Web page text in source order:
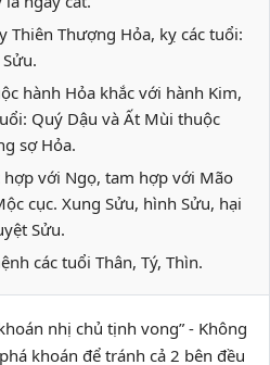
Thiên Thượng Hỏa, kỵ các tuổi:
hành Hỏa khắc với hành Kim,
Quý Dậu và Ất Mùi thuộc
sợ Hỏa.
với Ngọ, tam hợp với Mão
cục. Xung Sửu, hình Sửu, hại
Sửu.
các tuổi Thân, Tý, Thìn.
nhị chủ tịnh vong” - Không
khoán để tránh cả 2 bên đều